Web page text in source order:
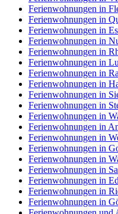
Ferienwohnungen in
Ferienwohnungen in
Ferienwohnungen in
Ferienwohnungen in
Ferienwohnungen in
Ferienwohnungen in
Ferienwohnungen in
Ferienwohnungen in
Ferienwohnungen in
Ferienwohnungen in
Ferienwohnungen in
Ferienwohnungen in
Ferienwohnungen in
Ferienwohnungen in
Ferienwohnungen in
Ferienwohnungen in
Ferienwohnungen in
Ferienwohnungen in
Ferienwohnungen in